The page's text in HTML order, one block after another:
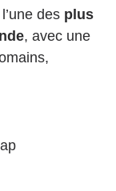
des plus
, avec une